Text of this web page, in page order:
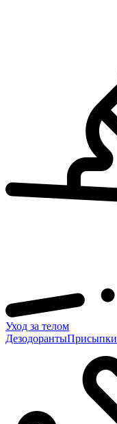
Уход за телом
ДезодорантыПрисыпки